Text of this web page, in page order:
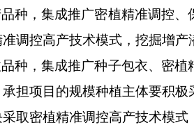
，集成推广密植精准调控、
调控高产技术模式，挖掘增产
，集成推广种子包衣、密植
担项目的规模种植主体要积
取密植精准调控高产技术模式